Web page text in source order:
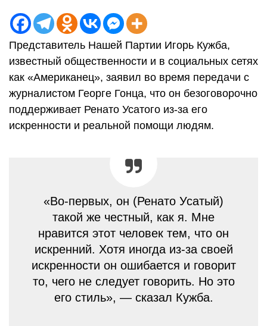
Представитель Нашей Партии Игорь Кужба,
известный общественности и в социальных сетях
как «Американец», заявил во время передачи с
журналистом Георге Гонца, что он безоговорочно
поддерживает Ренато Усатого из-за его
искренности и реальной помощи людям.
«Во-первых, он (Ренато Усатый)
такой же честный, как я. Мне
нравится этот человек тем, что он
искренний. Хотя иногда из-за своей
искренности он ошибается и говорит
то, чего не следует говорить. Но это
его стиль», — сказал Кужба.